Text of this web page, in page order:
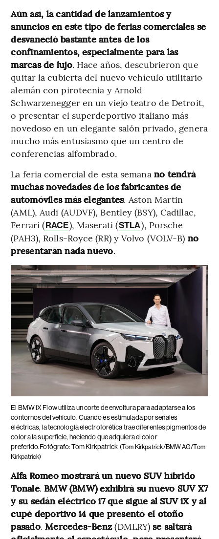
Aún así, la cantidad de lanzamientos y
anuncios en este tipo de ferias comerciales se
desvaneció bastante antes de los
confinamientos, especialmente para las
marcas de lujo. Hace años, descubrieron que
quitar la cubierta del nuevo vehículo utilitario
alemán con pirotecnia y Arnold
Schwarzenegger en un viejo teatro de Detroit,
o presentar el superdeportivo italiano más
novedoso en un elegante salón privado, genera
mucho más entusiasmo que un centro de
conferencias alfombrado.
La feria comercial de esta semanano tendrá
muchas novedades de los fabricantes de
automóviles más elegantes. Aston Martin
(AML), Audi (AUDVF), Bentley (BSY), Cadillac,
Ferrari (RACE), Maserati (STLA), Porsche
(PAH3), Rolls-Royce (RR) y Volvo (VOLV-B) no
presentarán nada nuevo.
El BMW iX Flow utiliza un corte de envoltura para adaptarse a los
contornos del vehículo. Cuando es estimulada por señales
eléctricas, la tecnología electroforética trae diferentes pigmentos de
color a la superficie, haciendo que adquiera el color
preferido.Fotógrafo: Tom Kirkpatrick (Tom Kirkpatrick/BMW AG/Tom
Kirkpatrick)
Alfa Romeo mostrará un nuevo SUV híbrido
Tonale. BMW (BMW) exhibirá su nuevo SUV X7
y su sedán eléctrico i7 que sigue al SUV iX y al
cupé deportivo i4 que presentó el otoño
pasado.Mercedes-Benz(DMLRY)se saltará